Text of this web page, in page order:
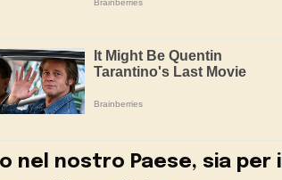
nel nostro Paese, sia per il